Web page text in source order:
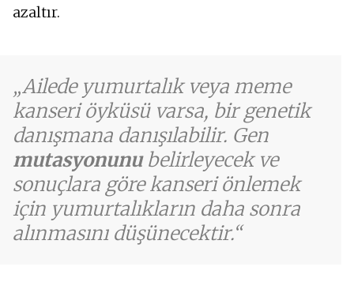
azaltır.
Ailede yumurtalık veya meme
kanseri öyküsü varsa, bir genetik
danışmana danışılabilir. Gen
mutasyonunubelirleyecek ve
sonuçlara göre kanseri önlemek
için yumurtalıkların daha sonra
alınmasını düşünecektir.